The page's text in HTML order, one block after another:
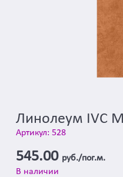
Линолеум IVC
Артикул: 528
545.00 руб./пог.м.
В наличии